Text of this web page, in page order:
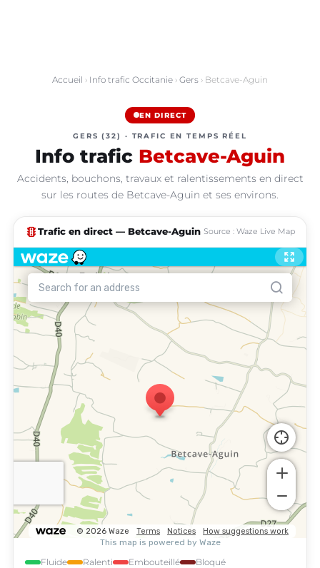
Accueil › Info trafic Occitanie › Gers › Betcave-Aguin
EN DIRECT
GERS (32) · TRAFIC EN TEMPS RÉEL
Info trafic Betcave-Aguin
Accidents, bouchons, travaux et ralentissements en direct
sur les routes de Betcave-Aguin et ses environs.
traffic Trafic en direct — Betcave-Aguin Source : Waze Live Map
Fluide Ralenti Embouteillé Bloqué